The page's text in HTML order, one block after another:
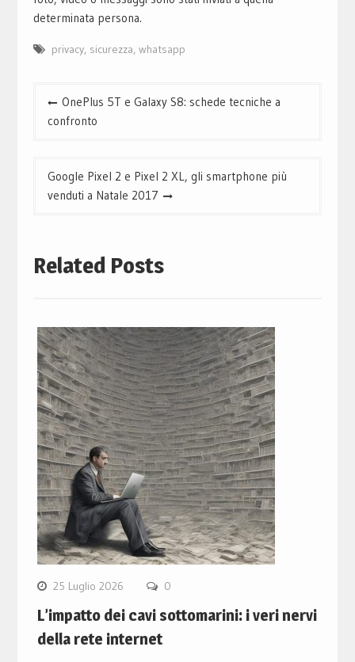
determinata persona.
privacy, sicurezza, whatsapp
Navigazione
articoli
OnePlus 5T e Galaxy S8: schede tecniche a
confronto
Google Pixel 2 e Pixel 2 XL, gli smartphone più
venduti a Natale 2017
Related Posts
25 Luglio 2026 0
L’impatto dei cavi sottomarini: i veri nervi
della rete internet